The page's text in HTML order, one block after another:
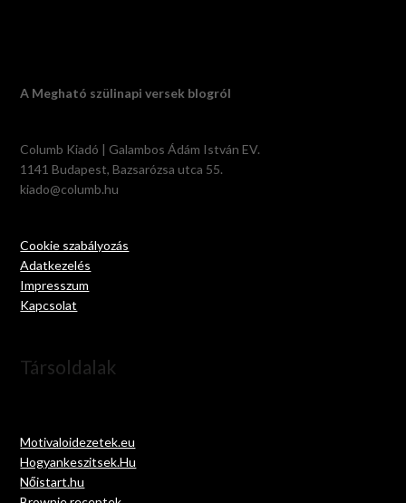
A Megható szülinapi versek blogról
Columb Kiadó | Galambos Ádám István EV.
1141 Budapest, Bazsarózsa utca 55.
kiado@columb.hu
Cookie szabályozás
Adatkezelés
Impresszum
Kapcsolat
Társoldalak
Motivaloidezetek.eu
Hogyankeszitsek.Hu
Nőistart.hu